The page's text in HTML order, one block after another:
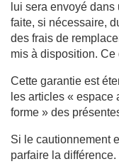
lui sera envoyé
faite, si nécessaire,
des frais de
mis à disposition.
Cette garantie est
les articles « espace
forme » des
Si le cautionnement
parfaire la différence.